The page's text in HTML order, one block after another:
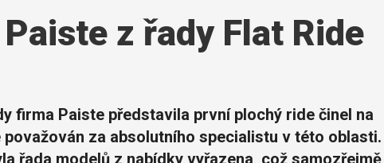
z řady Flat Ride
firma Paiste představila první plochý ride činel na
za absolutního specialistu v této oblasti.
řada modelů z nabídky vyřazena, což samozřejmě